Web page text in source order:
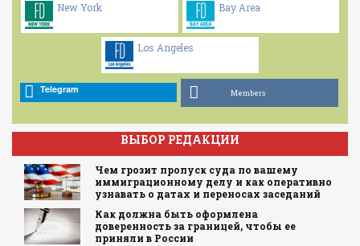
New York Bay Area
Los Angeles
Telegram Members
ВЫБОР РЕДАКЦИИ
Чем грозит пропуск суда по вашему
иммиграционному делу и как оперативно
узнавать о датах и переносах заседаний
Как должна быть оформлена
доверенность за границей, чтобы ее
приняли в России